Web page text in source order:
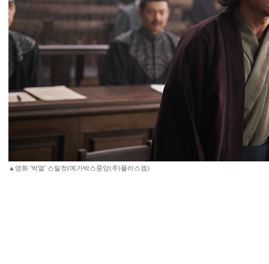
▲영화 '박열' 스틸컷(메가박스중앙(주)플러스엠)